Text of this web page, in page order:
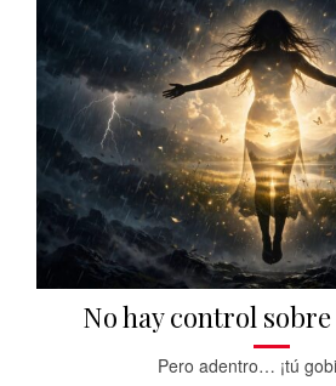
No hay control
Pero adentro… ¡tú